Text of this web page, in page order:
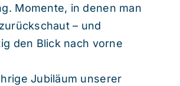
Momente, in denen man
– und
den Blick nach vorne
Jubiläum unserer